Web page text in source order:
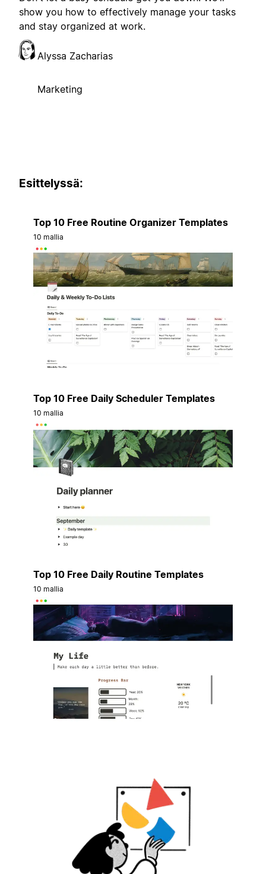
show you how to effectively manage your tasks
and stay organized at work.
Alyssa Zacharias
Marketing
Esittelyssä:
Top 10 Free Routine Organizer Templates
10 mallia
Top 10 Free Daily Scheduler Templates
10 mallia
Top 10 Free Daily Routine Templates
10 mallia